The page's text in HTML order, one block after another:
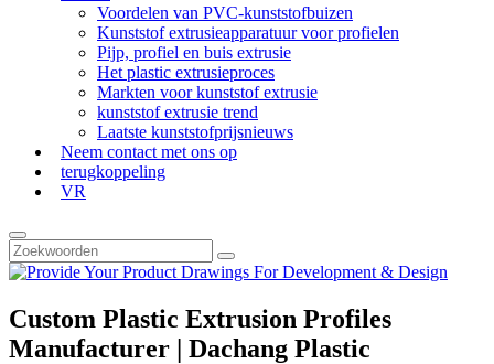
Voordelen van PVC-kunststofbuizen
Kunststof extrusieapparatuur voor profielen
Pijp, profiel en buis extrusie
Het plastic extrusieproces
Markten voor kunststof extrusie
kunststof extrusie trend
Laatste kunststofprijsnieuws
Neem contact met ons op
terugkoppeling
VR
Custom Plastic Extrusion Profiles
Manufacturer | Dachang Plastic